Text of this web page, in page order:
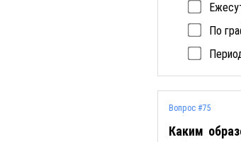
По
Вопрос #75
Каким